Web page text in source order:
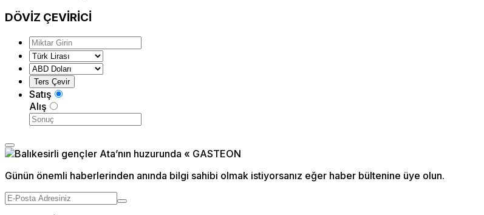
DÖVİZ ÇEVİRİCİ
Satış
Alış
Günün önemli haberlerinden anında bilgi sahibi olmak istiyorsanız eğer haber bültenine üye olun.